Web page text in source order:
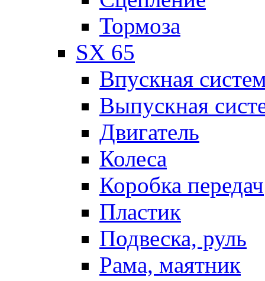
Тормоза
SX 65
Впускная
Выпускная
Двигатель
Колеса
Коробка передач
Пластик
Подвеска, руль
Рама, маятник